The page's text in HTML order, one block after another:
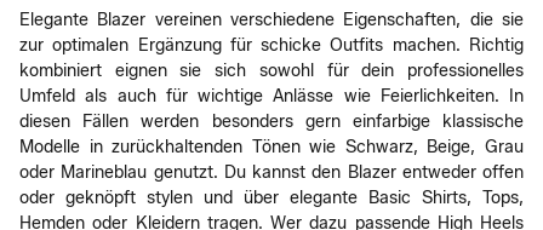
Elegante Blazer vereinen verschiedene Eigenschaften, die sie
zur optimalen Ergänzung für schicke Outfits machen. Richtig
kombiniert eignen sie sich sowohl für dein professionelles
Umfeld als auch für wichtige Anlässe wie Feierlichkeiten. In
diesen Fällen werden besonders gern einfarbige klassische
Modelle in zurückhaltenden Tönen wie Schwarz, Beige, Grau
oder Marineblau genutzt. Du kannst den Blazer entweder offen
oder geknöpft stylen und über elegante Basic Shirts, Tops,
Hemden oder Kleidern tragen. Wer dazu passende High Heels